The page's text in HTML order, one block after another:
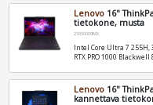
Lenovo 16"
tietokone, musta
21RS0009MX
Intel Core Ultra 7 255H,
RTX PRO 1000 Blackwell
Lenovo 16"
kannettava